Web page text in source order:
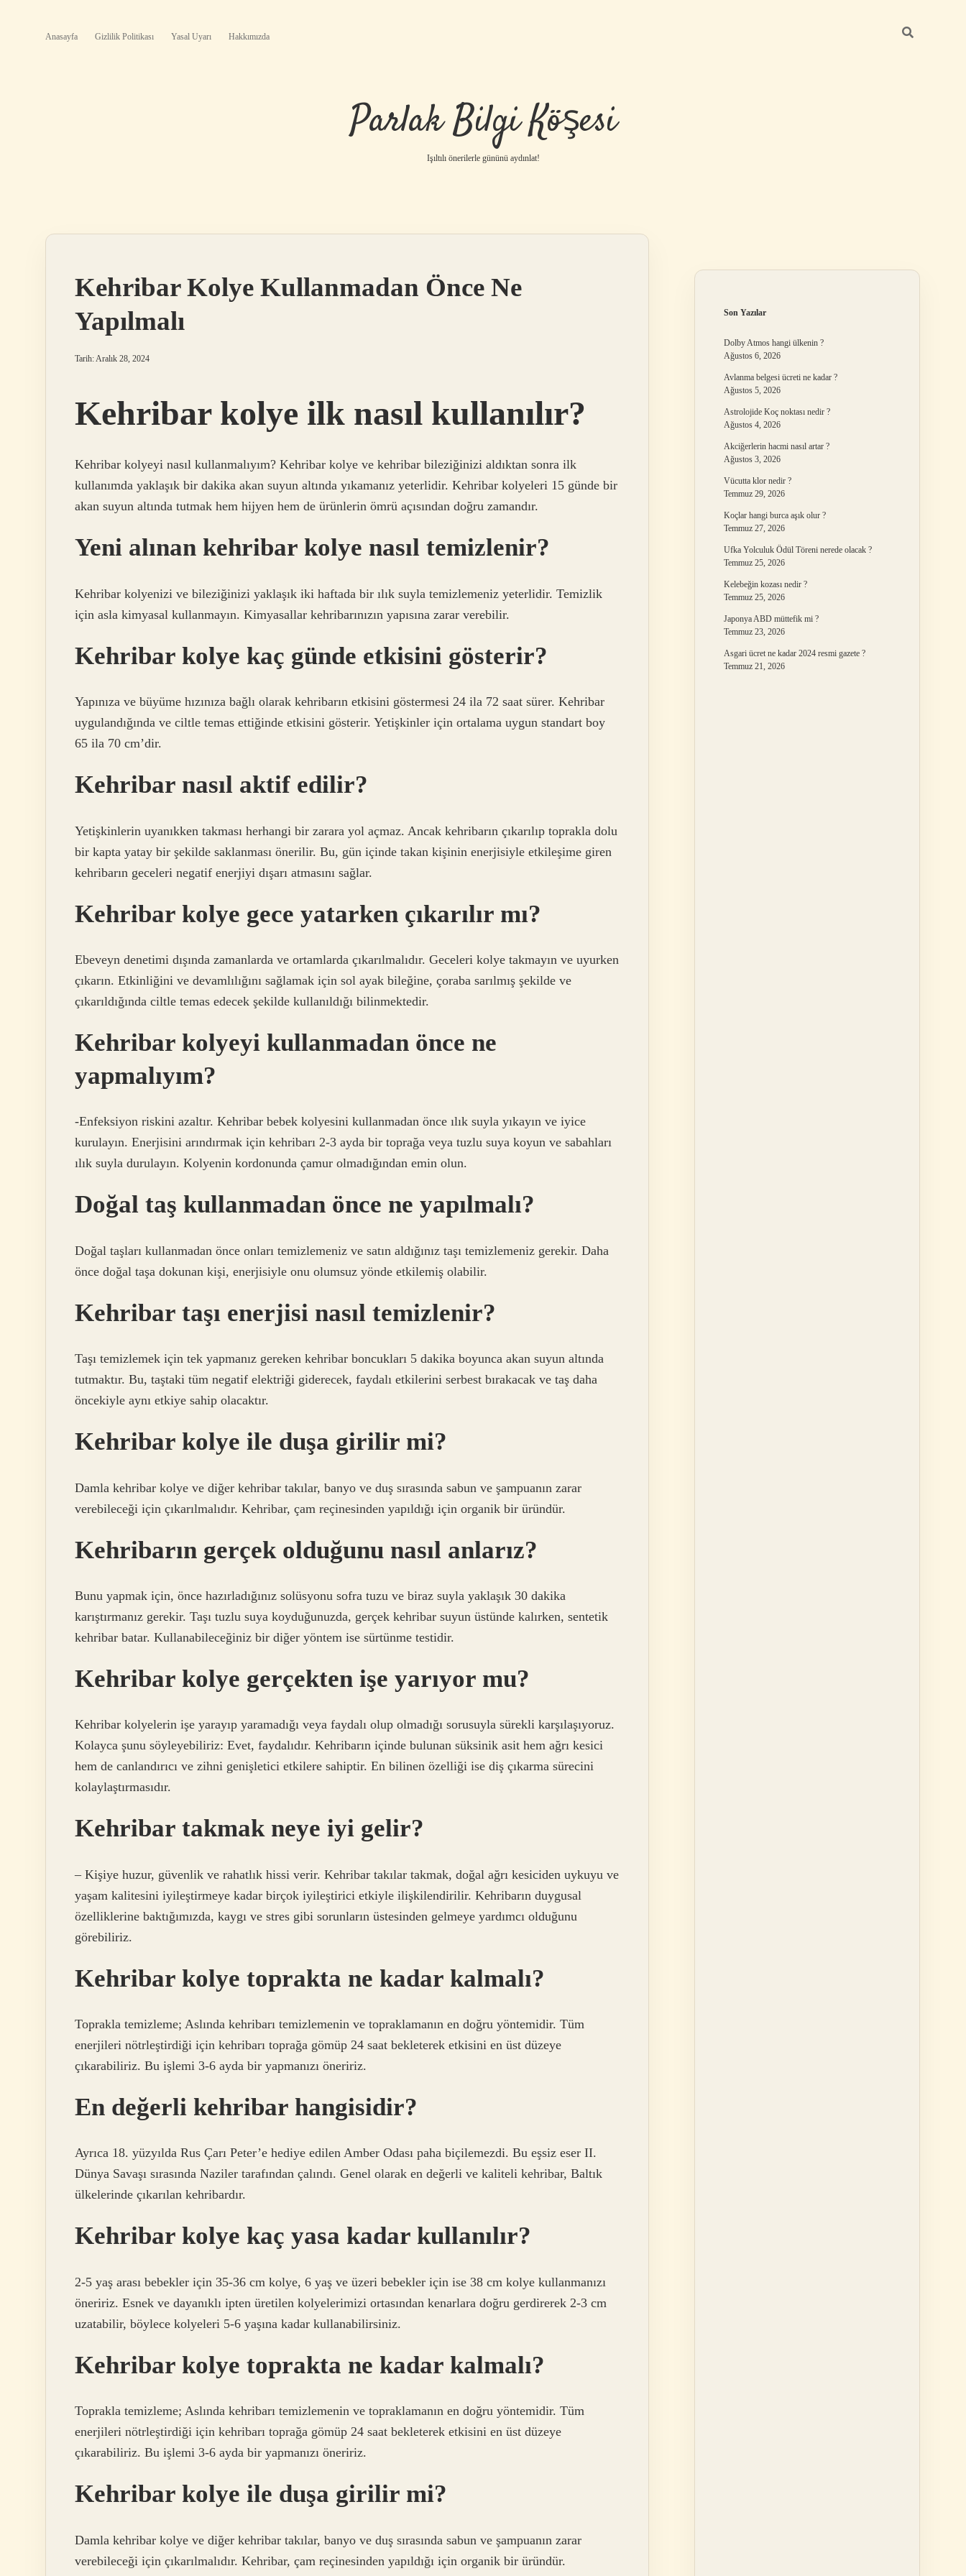
Anasayfa Gizlilik Politikası Yasal Uyarı Hakkımızda
Parlak Bilgi Köşesi
Işıltılı önerilerle gününü aydınlat!
Kehribar Kolye Kullanmadan Önce Ne
Yapılmalı
Tarih: Aralık 28, 2024
Kehribar kolye ilk nasıl kullanılır?
Kehribar kolyeyi nasıl kullanmalıyım? Kehribar kolye ve kehribar bileziğinizi aldıktan sonra ilk
kullanımda yaklaşık bir dakika akan suyun altında yıkamanız yeterlidir. Kehribar kolyeleri 15 günde bir
akan suyun altında tutmak hem hijyen hem de ürünlerin ömrü açısından doğru zamandır.
Yeni alınan kehribar kolye nasıl temizlenir?
Kehribar kolyenizi ve bileziğinizi yaklaşık iki haftada bir ılık suyla temizlemeniz yeterlidir. Temizlik
için asla kimyasal kullanmayın. Kimyasallar kehribarınızın yapısına zarar verebilir.
Kehribar kolye kaç günde etkisini gösterir?
Yapınıza ve büyüme hızınıza bağlı olarak kehribarın etkisini göstermesi 24 ila 72 saat sürer. Kehribar
uygulandığında ve ciltle temas ettiğinde etkisini gösterir. Yetişkinler için ortalama uygun standart boy
65 ila 70 cm’dir.
Kehribar nasıl aktif edilir?
Yetişkinlerin uyanıkken takması herhangi bir zarara yol açmaz. Ancak kehribarın çıkarılıp toprakla dolu
bir kapta yatay bir şekilde saklanması önerilir. Bu, gün içinde takan kişinin enerjisiyle etkileşime giren
kehribarın geceleri negatif enerjiyi dışarı atmasını sağlar.
Kehribar kolye gece yatarken çıkarılır mı?
Ebeveyn denetimi dışında zamanlarda ve ortamlarda çıkarılmalıdır. Geceleri kolye takmayın ve uyurken
çıkarın. Etkinliğini ve devamlılığını sağlamak için sol ayak bileğine, çoraba sarılmış şekilde ve
çıkarıldığında ciltle temas edecek şekilde kullanıldığı bilinmektedir.
Kehribar kolyeyi kullanmadan önce ne
yapmalıyım?
-Enfeksiyon riskini azaltır. Kehribar bebek kolyesini kullanmadan önce ılık suyla yıkayın ve iyice
kurulayın. Enerjisini arındırmak için kehribarı 2-3 ayda bir toprağa veya tuzlu suya koyun ve sabahları
ılık suyla durulayın. Kolyenin kordonunda çamur olmadığından emin olun.
Doğal taş kullanmadan önce ne yapılmalı?
Doğal taşları kullanmadan önce onları temizlemeniz ve satın aldığınız taşı temizlemeniz gerekir. Daha
önce doğal taşa dokunan kişi, enerjisiyle onu olumsuz yönde etkilemiş olabilir.
Kehribar taşı enerjisi nasıl temizlenir?
Taşı temizlemek için tek yapmanız gereken kehribar boncukları 5 dakika boyunca akan suyun altında
tutmaktır. Bu, taştaki tüm negatif elektriği giderecek, faydalı etkilerini serbest bırakacak ve taş daha
öncekiyle aynı etkiye sahip olacaktır.
Kehribar kolye ile duşa girilir mi?
Damla kehribar kolye ve diğer kehribar takılar, banyo ve duş sırasında sabun ve şampuanın zarar
verebileceği için çıkarılmalıdır. Kehribar, çam reçinesinden yapıldığı için organik bir üründür.
Kehribarın gerçek olduğunu nasıl anlarız?
Bunu yapmak için, önce hazırladığınız solüsyonu sofra tuzu ve biraz suyla yaklaşık 30 dakika
karıştırmanız gerekir. Taşı tuzlu suya koyduğunuzda, gerçek kehribar suyun üstünde kalırken, sentetik
kehribar batar. Kullanabileceğiniz bir diğer yöntem ise sürtünme testidir.
Kehribar kolye gerçekten işe yarıyor mu?
Kehribar kolyelerin işe yarayıp yaramadığı veya faydalı olup olmadığı sorusuyla sürekli karşılaşıyoruz.
Kolayca şunu söyleyebiliriz: Evet, faydalıdır. Kehribarın içinde bulunan süksinik asit hem ağrı kesici
hem de canlandırıcı ve zihni genişletici etkilere sahiptir. En bilinen özelliği ise diş çıkarma sürecini
kolaylaştırmasıdır.
Kehribar takmak neye iyi gelir?
– Kişiye huzur, güvenlik ve rahatlık hissi verir. Kehribar takılar takmak, doğal ağrı kesiciden uykuyu ve
yaşam kalitesini iyileştirmeye kadar birçok iyileştirici etkiyle ilişkilendirilir. Kehribarın duygusal
özelliklerine baktığımızda, kaygı ve stres gibi sorunların üstesinden gelmeye yardımcı olduğunu
görebiliriz.
Kehribar kolye toprakta ne kadar kalmalı?
Toprakla temizleme; Aslında kehribarı temizlemenin ve topraklamanın en doğru yöntemidir. Tüm
enerjileri nötrleştirdiği için kehribarı toprağa gömüp 24 saat bekleterek etkisini en üst düzeye
çıkarabiliriz. Bu işlemi 3-6 ayda bir yapmanızı öneririz.
En değerli kehribar hangisidir?
Ayrıca 18. yüzyılda Rus Çarı Peter’e hediye edilen Amber Odası paha biçilemezdi. Bu eşsiz eser II.
Dünya Savaşı sırasında Naziler tarafından çalındı. Genel olarak en değerli ve kaliteli kehribar, Baltık
ülkelerinde çıkarılan kehribardır.
Kehribar kolye kaç yasa kadar kullanılır?
2-5 yaş arası bebekler için 35-36 cm kolye, 6 yaş ve üzeri bebekler için ise 38 cm kolye kullanmanızı
öneririz. Esnek ve dayanıklı ipten üretilen kolyelerimizi ortasından kenarlara doğru gerdirerek 2-3 cm
uzatabilir, böylece kolyeleri 5-6 yaşına kadar kullanabilirsiniz.
Kehribar kolye toprakta ne kadar kalmalı?
Toprakla temizleme; Aslında kehribarı temizlemenin ve topraklamanın en doğru yöntemidir. Tüm
enerjileri nötrleştirdiği için kehribarı toprağa gömüp 24 saat bekleterek etkisini en üst düzeye
çıkarabiliriz. Bu işlemi 3-6 ayda bir yapmanızı öneririz.
Kehribar kolye ile duşa girilir mi?
Damla kehribar kolye ve diğer kehribar takılar, banyo ve duş sırasında sabun ve şampuanın zarar
verebileceği için çıkarılmalıdır. Kehribar, çam reçinesinden yapıldığı için organik bir üründür.
Son Yazılar
Dolby Atmos hangi ülkenin ?
Ağustos 6, 2026
Avlanma belgesi ücreti ne kadar ?
Ağustos 5, 2026
Astrolojide Koç noktası nedir ?
Ağustos 4, 2026
Akciğerlerin hacmi nasıl artar ?
Ağustos 3, 2026
Vücutta klor nedir ?
Temmuz 29, 2026
Koçlar hangi burca aşık olur ?
Temmuz 27, 2026
Ufka Yolculuk Ödül Töreni nerede olacak ?
Temmuz 25, 2026
Kelebeğin kozası nedir ?
Temmuz 25, 2026
Japonya ABD müttefik mi ?
Temmuz 23, 2026
Asgari ücret ne kadar 2024 resmi gazete ?
Temmuz 21, 2026